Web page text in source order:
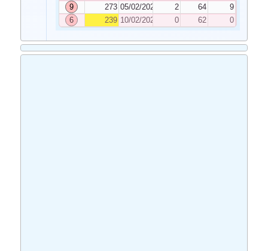
9
273 05/02/2025 2 64
9
6
239 10/02/2025 0 62 0